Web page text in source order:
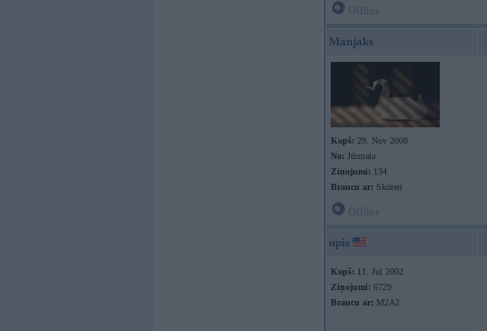
Manjaks
Kopš: 29. Nov 2008
No: Jūrmala
Ziņojumi: 134
Braucu ar: Skūteri
upis
Kopš: 11. Jul 2002
Ziņojumi: 6729
Braucu ar: M2A2